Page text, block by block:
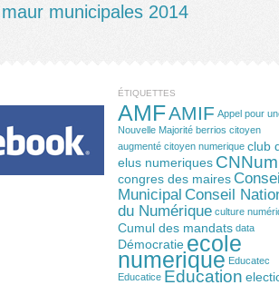
municipales 2014
ÉTIQUETTES
AMFAMIF Appel pour
Nouvelle Majorité berrios citoyen
augmenté citoyen numerique club
elus numeriques CNNum
congres des maires
Municipal Conseil
du Numérique culture
Cumul des mandats data
Démocratie ecole
numerique Educatec
Educatice Education